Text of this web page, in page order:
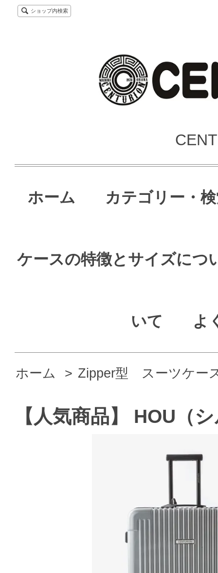
ショップ内検索
ホーム カテゴリー・
ケースの特徴とサイズにつ
いて よ
ホーム > Zipper型 スーツケー
【人気商品】 HOU（